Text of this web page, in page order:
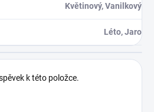
Květinový, Vanilkový
Léto, Jaro
k této položce.